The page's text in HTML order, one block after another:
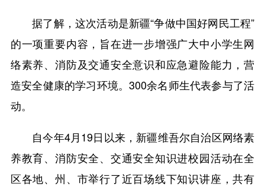
据了解，这次活动是新疆“争做中国好网民工程”
的一项重要内容，旨在进一步增强广大中小学生网
络素养、消防及交通安全意识和应急避险能力，营
造安全健康的学习环境。300余名师生代表参与了活
动。
自今年4月19日以来，新疆维吾尔自治区网络素
养教育、消防安全、交通安全知识进校园活动在全
区各地、州、市举行了近百场线下知识讲座，共有